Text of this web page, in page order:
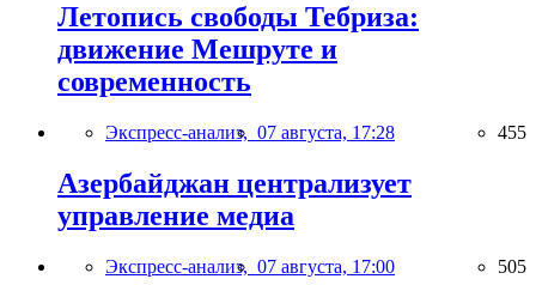
Летопись свободы Тебриза:
движение Мешруте и
современность
Экспресс-анализ, 07 августа, 17:28 455
Азербайджан централизует
управление медиа
Экспресс-анализ, 07 августа, 17:00 505